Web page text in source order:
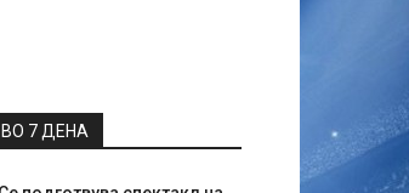
7 ДЕНА